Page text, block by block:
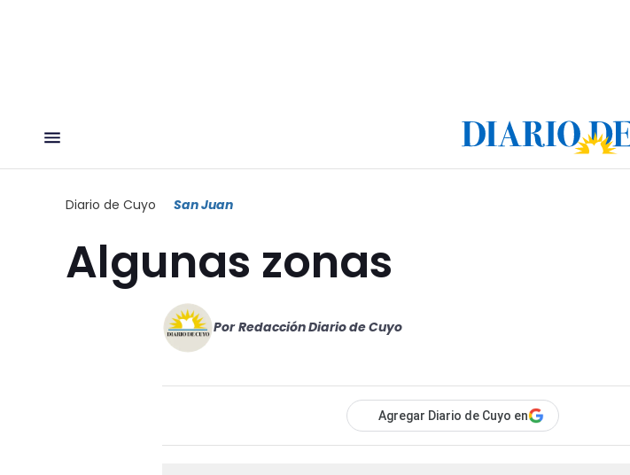
Diario de Cuyo San Juan
Algunas zonas
Por Redacción Diario de Cuyo
Agregar Diario de Cuyo en